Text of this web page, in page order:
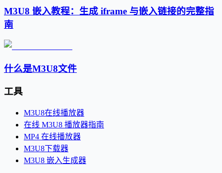
M3U8 嵌入教程：生成 iframe 与嵌入链接的完整指
南
什么是M3U8文件
工具
M3U8在线播放器
在线 M3U8 播放器指南
MP4 在线播放器
M3U8下载器
M3U8 嵌入生成器